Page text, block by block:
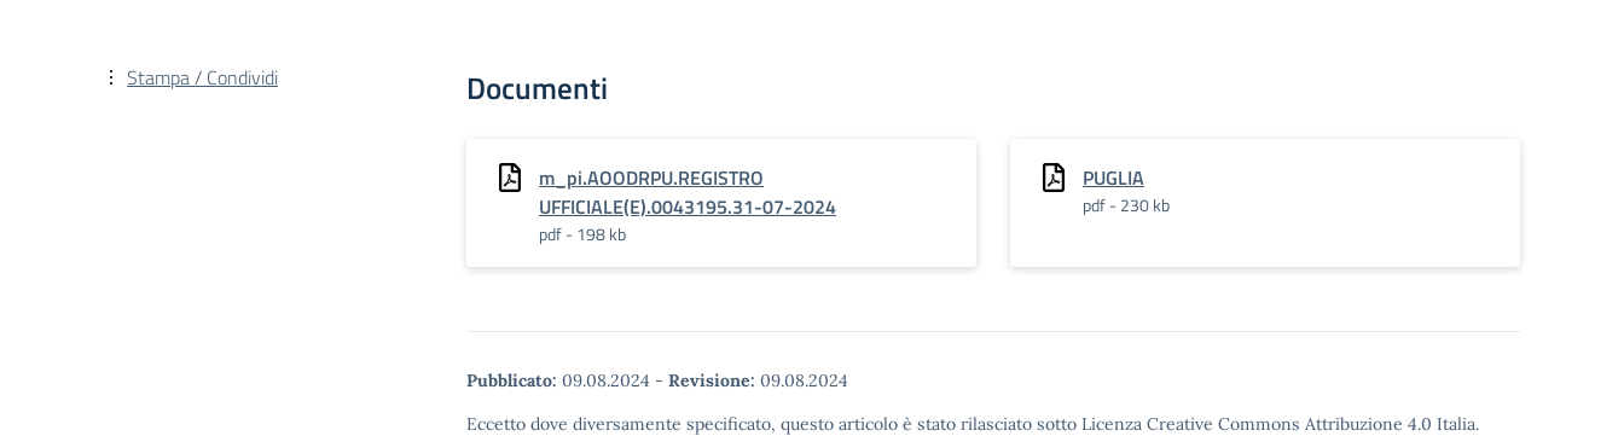
Documenti
m_pi.AOODRPU.REGISTRO
UFFICIALE(E).0043195.31-07-2024
pdf - 198 kb
PUGLIA
pdf - 230 kb
Pubblicato: 09.08.2024 - Revisione: 09.08.2024
Eccetto dove diversamente specificato, questo articolo è stato rilasciato sotto Licenza Creative Commons Attribuzione 4.0 Italia.
Stampa / Condividi